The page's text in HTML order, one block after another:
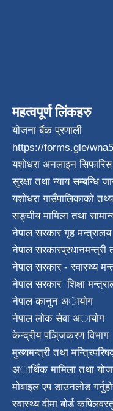
महत्वपूर्ण लिंकहरु
योजना बैंक प्रणाली
https://forms.gle/
यशोधरा अनलाइन
सुरक्षा तथा न्याय सम्बन्धि
यशाेधरा गाउँपालिकाकाे
सङ्घीय मामिला तथा
नेपाल सरकार गृह मन्त्रालय
नेपाल सरकारप्रधानमन्त्री
नेपाल सरकार - स्वास्थ्य
नेपाल सरकार शिक्षा
नेपाल कानुन अायाेग
नेपाल लाेक सेवा अायाेग
केन्द्रीय पञि्जकरण विभाग
मुख्यमन्त्री तथा
अार्थिक मामिला तथा
माेबाइल एप डाउनलाेड
स्वास्थ्य वीमा बोर्ड